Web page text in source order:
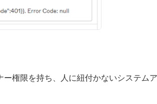
権限を持ち、人に紐付かないシステム